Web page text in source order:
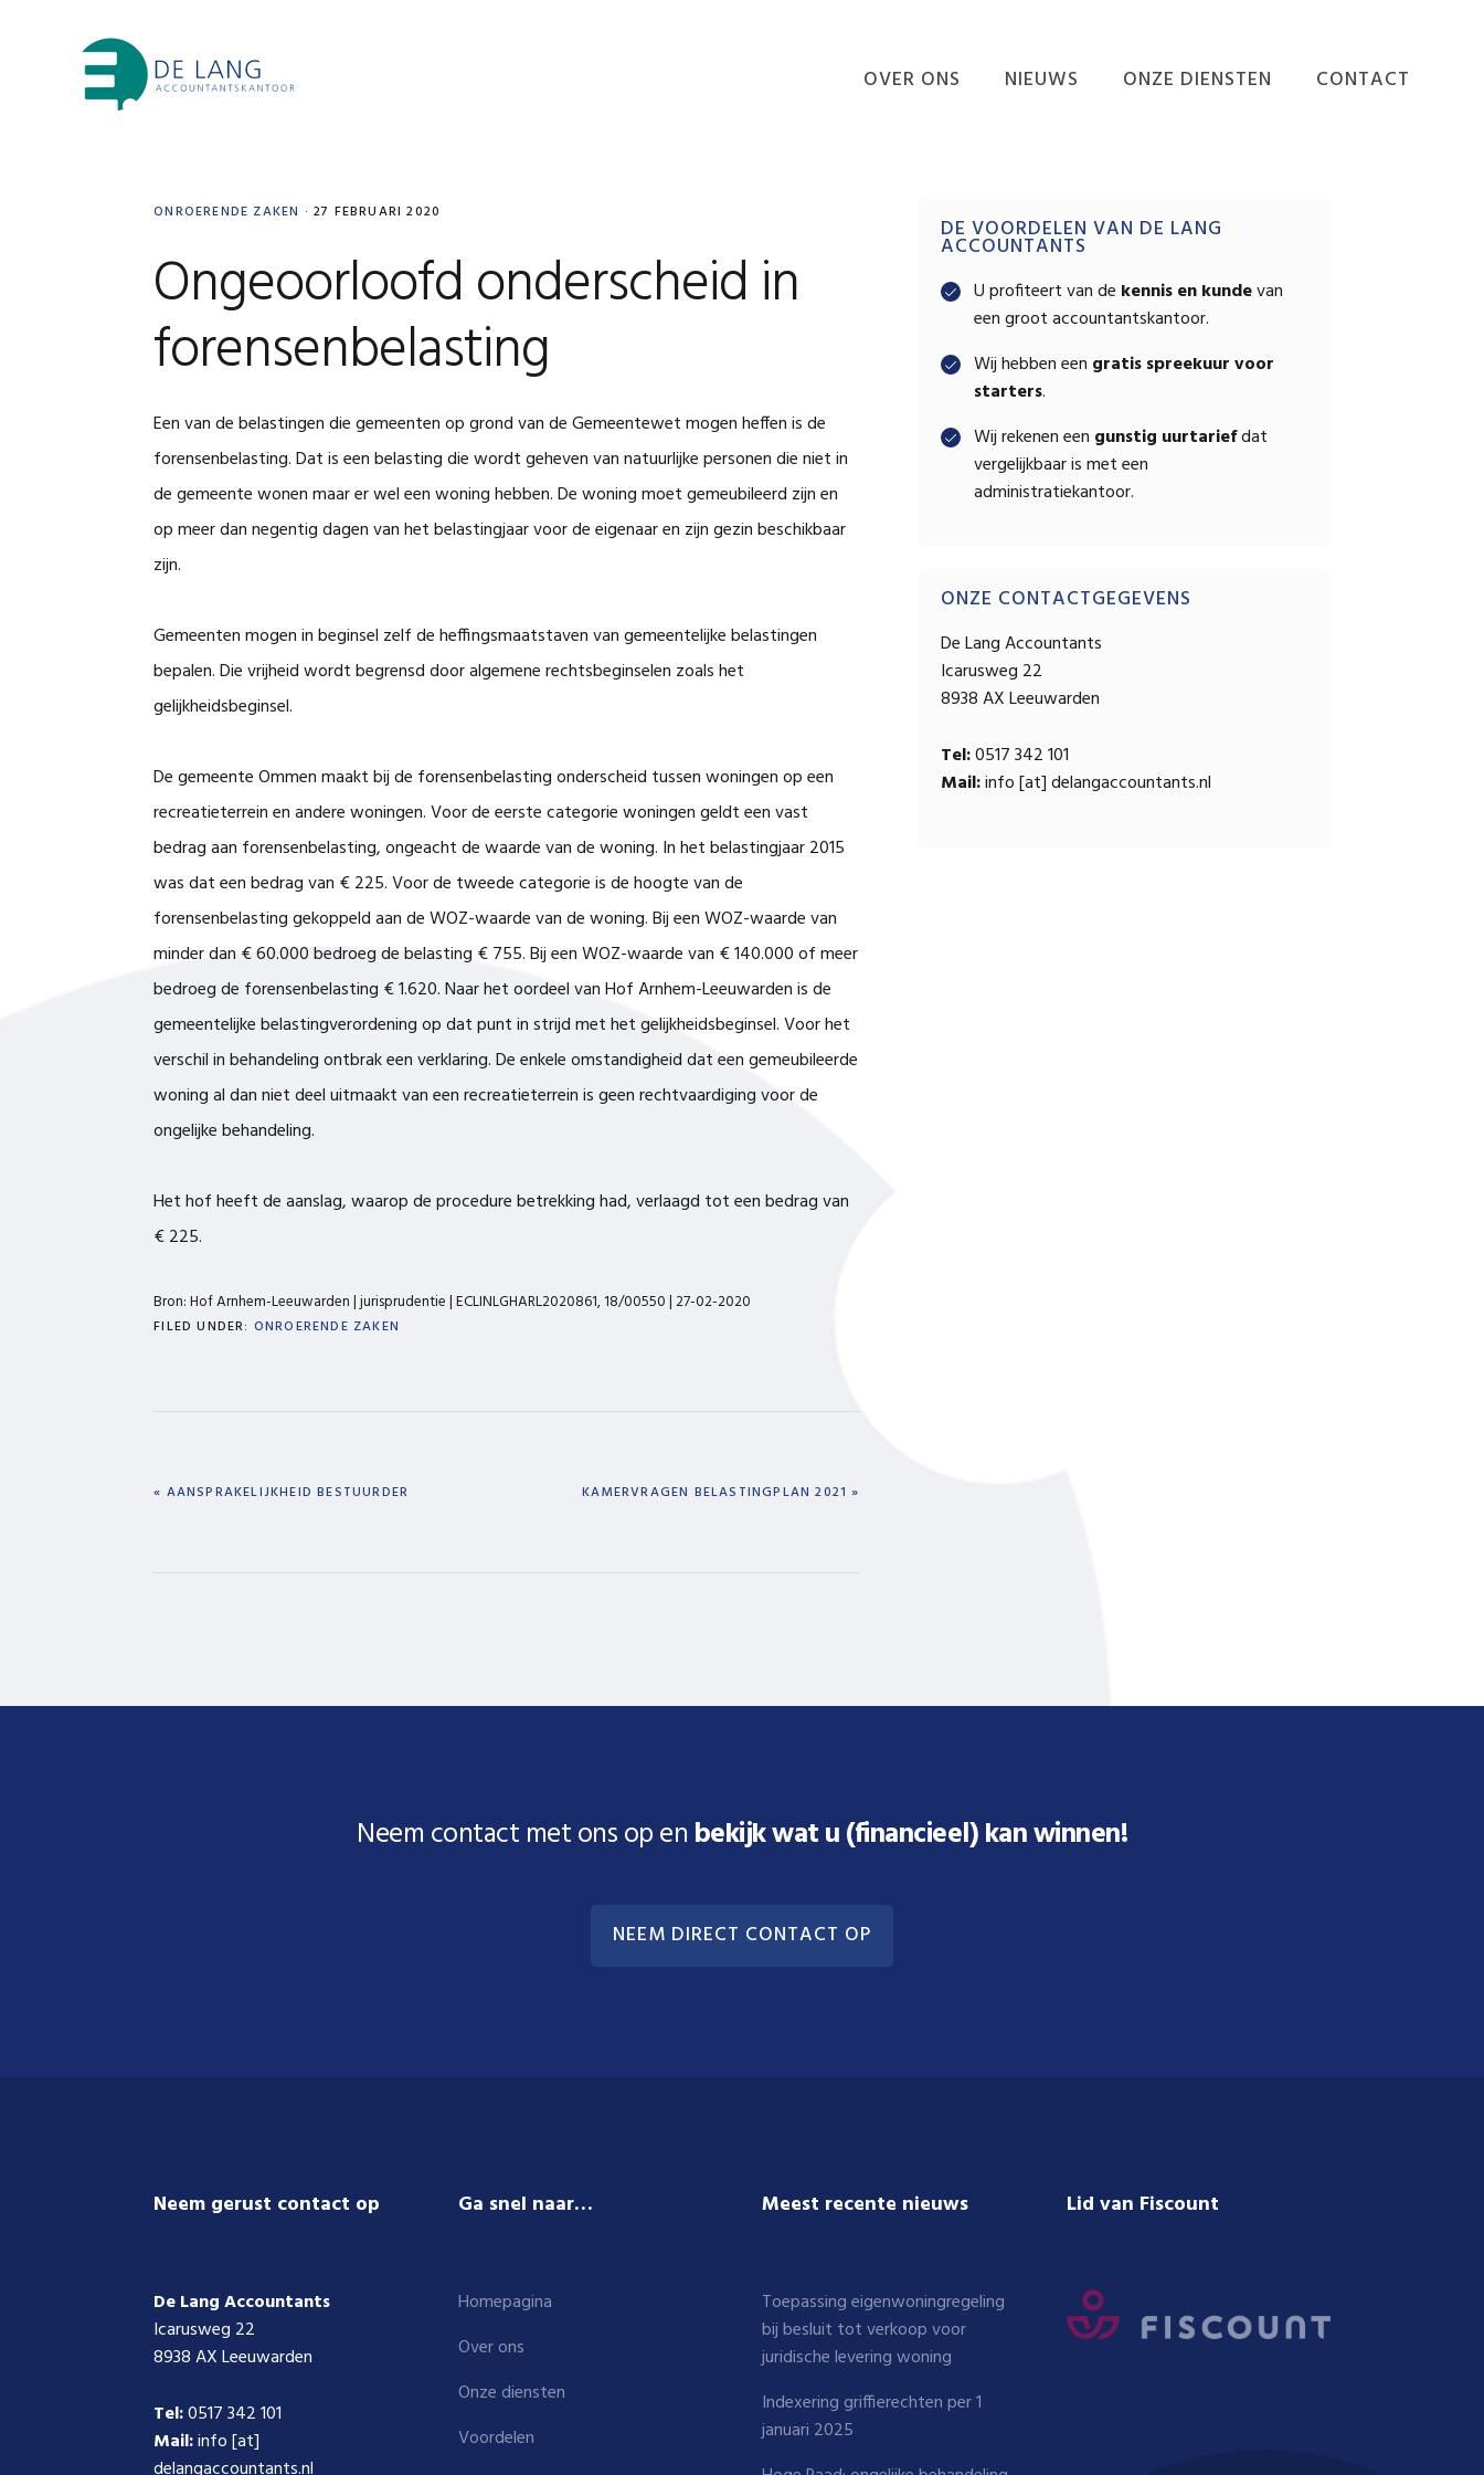
OVER ONS NIEUWS ONZE DIENSTEN
ADMINISTRATIEVE
ORGANISATIE EN
BEDRIJFSECONOMISCH
ADVIES
FISCALE AANGIFTEN
PLANNING
OPSTELLEN
CONTACT
ONROERENDE ZAKEN · 27 FEBRUARI 2020
Ongeoorloofd onderscheid in
forensenbelasting
Een van de belastingen die gemeenten op grond van de Gemeentewet mogen heffen is de
forensenbelasting. Dat is een belasting die wordt geheven van natuurlijke personen die niet in
de gemeente wonen maar er wel een woning hebben. De woning moet gemeubileerd zijn en
op meer dan negentig dagen van het belastingjaar voor de eigenaar en zijn gezin beschikbaar
zijn.
Gemeenten mogen in beginsel zelf de heffingsmaatstaven van gemeentelijke belastingen
bepalen. Die vrijheid wordt begrensd door algemene rechtsbeginselen zoals het
gelijkheidsbeginsel.
De gemeente Ommen maakt bij de forensenbelasting onderscheid tussen woningen op een
recreatieterrein en andere woningen. Voor de eerste categorie woningen geldt een vast
bedrag aan forensenbelasting, ongeacht de waarde van de woning. In het belastingjaar 2015
was dat een bedrag van € 225. Voor de tweede categorie is de hoogte van de
forensenbelasting gekoppeld aan de WOZ-waarde van de woning. Bij een WOZ-waarde van
minder dan € 60.000 bedroeg de belasting € 755. Bij een WOZ-waarde van € 140.000 of meer
bedroeg de forensenbelasting € 1.620. Naar het oordeel van Hof Arnhem-Leeuwarden is de
gemeentelijke belastingverordening op dat punt in strijd met het gelijkheidsbeginsel. Voor het
verschil in behandeling ontbrak een verklaring. De enkele omstandigheid dat een gemeubileerde
woning al dan niet deel uitmaakt van een recreatieterrein is geen rechtvaardiging voor de
ongelijke behandeling.
Het hof heeft de aanslag, waarop de procedure betrekking had, verlaagd tot een bedrag van
€ 225.
Bron: Hof Arnhem-Leeuwarden | jurisprudentie | ECLINLGHARL2020861, 18/00550 | 27-02-2020
FILED UNDER: ONROERENDE ZAKEN
PREVIOUS
« AANSPRAKELIJKHEID BESTUURDER
NEXT
KAMERVRAGEN BELASTINGPLAN 2021 »
Primary
Sidebar
DE VOORDELEN VAN DE LANG
ACCOUNTANTS
U profiteert van de kennis en kundevan
een groot accountantskantoor.
Wij hebben een gratis spreekuur voor
starters.
Wij rekenen een gunstig uurtariefdat
vergelijkbaar is met een
administratiekantoor.
ONZE CONTACTGEGEVENS
De Lang Accountants
Icarusweg 22
8938 AX Leeuwarden
Tel:0517 342 101
Mail:info [at] delangaccountants.nl
Neem contact met ons op en bekijk wat u (financieel) kan winnen!
NEEM DIRECT CONTACT OP
Neem gerust contact op
De Lang Accountants
Icarusweg 22
8938 AX Leeuwarden
Tel:0517 342 101
Mail:info [at]
Ga snel naar…
Homepagina
Over ons
Onze diensten
Voordelen
Meest recente nieuws
Toepassing eigenwoningregeling
bij besluit tot verkoop voor
juridische levering woning
Indexering griffierechten per 1
januari 2025
Lid van Fiscount